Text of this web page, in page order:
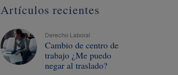
Artículos recientes
Derecho Laboral
Cambio de centro de
trabajo ¿Me puedo
negar al traslado?